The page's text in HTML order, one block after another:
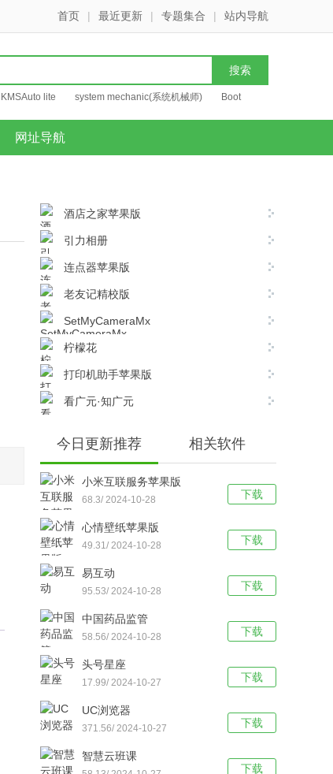
首页 | 最近更新 | 专题集合 | 站内导航
KMSAuto lite system mechanic(系统机械师) Boot
网址导航
酒店之家苹果版
引力相册
连点器苹果版
老友记精校版
SetMyCameraMx
柠檬花
打印机助手苹果版
看广元·知广元
今日更新推荐 相关软件
下载
小米互联服务苹果版
68.3/ 2024-10-28
下载
心情壁纸苹果版
49.31/ 2024-10-28
下载
易互动
95.53/ 2024-10-28
下载
中国药品监管
58.56/ 2024-10-28
下载
头号星座
17.99/ 2024-10-27
下载
UC浏览器
371.56/ 2024-10-27
下载
智慧云班课